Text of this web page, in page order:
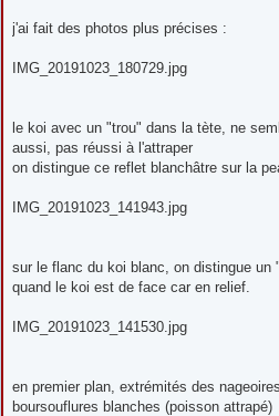
j'ai fait des photos plus précises :
IMG_20191023_180729.jpg
le koi avec un "trou" dans la tète, ne
aussi, pas réussi à l'attraper
on distingue ce reflet blanchâtre sur la
IMG_20191023_141943.jpg
sur le flanc du koi blanc, on distingue un
quand le koi est de face car en relief.
IMG_20191023_141530.jpg
en premier plan, extrémités des
boursouflures blanches (poisson attrapé)